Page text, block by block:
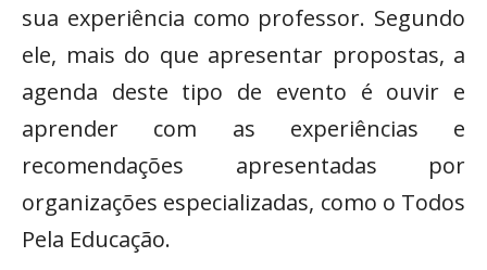
sua experiência como professor. Segundo
ele, mais do que apresentar propostas, a
agenda deste tipo de evento é ouvir e
aprender com as experiências e
recomendações apresentadas por
organizações especializadas, como o Todos
Pela Educação.